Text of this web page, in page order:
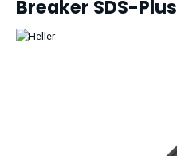
Breaker SDS-Plus